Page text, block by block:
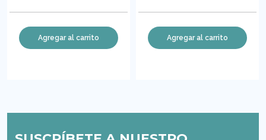
Agregar al carrito Agregar al carrito